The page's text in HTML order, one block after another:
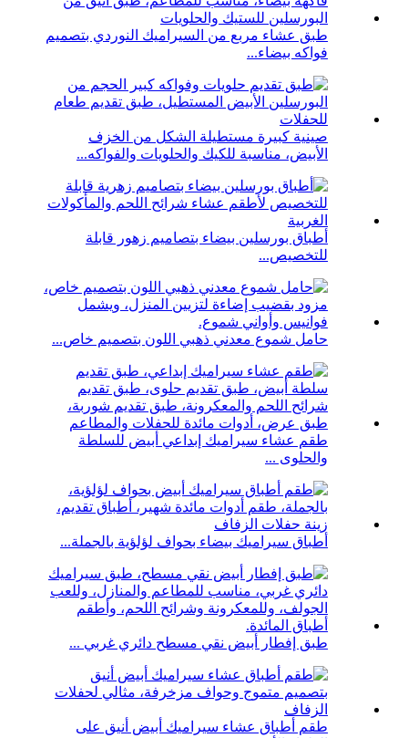
طبق عشاء مربع من السيراميك النوردي بتصميم
فواكه بيضاء...
صينية كبيرة مستطيلة الشكل من الخزف
الأبيض، مناسبة للكيك والحلويات والفواكه...
أطباق بورسلين بيضاء بتصاميم زهور قابلة
للتخصيص...
حامل شموع معدني ذهبي اللون بتصميم خاص...
طقم عشاء سيراميك إبداعي أبيض للسلطة
والحلوى ...
أطباق سيراميك بيضاء بحواف لؤلؤية بالجملة...
طبق إفطار أبيض نقي مسطح دائري غربي ...
طقم أطباق عشاء سيراميك أبيض أنيق على